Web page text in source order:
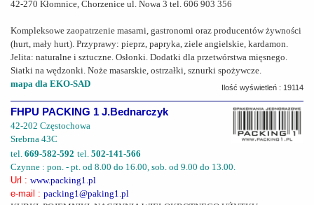
42-270 Kłomnice, Chorzenice ul. Nowa 3 tel. 606 903 356
Kompleksowe zaopatrzenie masarni, gastronomi oraz producentów żywności
(hurt, mały hurt). Przyprawy: pieprz, papryka, ziele angielskie, kardamon.
Jelita: naturalne i sztuczne. Osłonki. Dodatki dla przetwórstwa mięsnego.
Siatki na wędzonki. Noże masarskie, ostrzałki, sznurki spożywcze.
mapa dla EKO-SAD
Ilość wyświetleń : 19114
FHPU PACKING 1 J.Bednarczyk
42-202 Częstochowa
Srebrna 43C
tel. 669-582-592 tel. 502-141-566
Czynne : pon. - pt. od 8.00 do 16.00, sob. od 9.00 do 13.00.
Url : www.packing1.pl
e-mail : packing1@paking1.pl